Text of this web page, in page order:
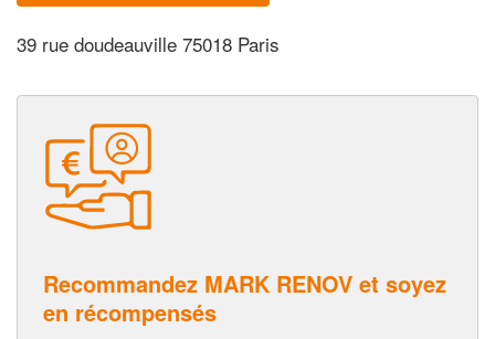
39 rue doudeauville 75018 Paris
Recommandez MARK RENOV et soyez
en récompensés